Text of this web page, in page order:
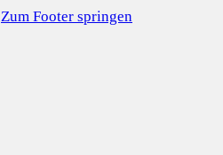
Zum Footer springen